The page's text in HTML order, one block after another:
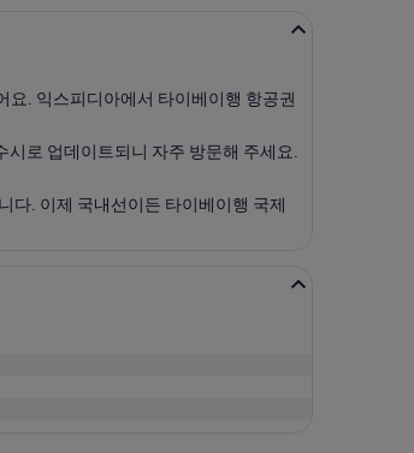
요. 익스피디아에서 타이베이행 항공권
로 업데이트되니 자주 방문해 주세요.
다. 이제 국내선이든 타이베이행 국제